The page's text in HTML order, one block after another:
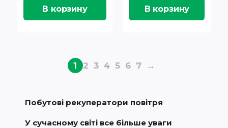
В корзину В корзину
1 2 3 4 5 6 7 →
Побутові рекуператори повітря
У сучасному світі все більше уваги